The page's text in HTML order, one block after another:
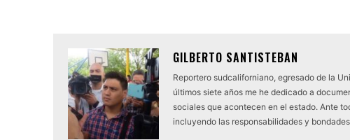
GILBERTO SANTISTEBAN
Reportero sudcaliforniano, egresado de la
últimos siete años me he dedicado a
sociales que acontecen en el estado. Ante
incluyendo las responsabilidades y